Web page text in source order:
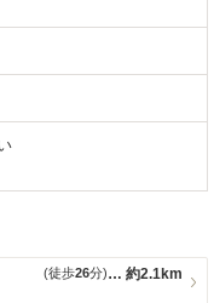
約2.1km
(徒歩26分)